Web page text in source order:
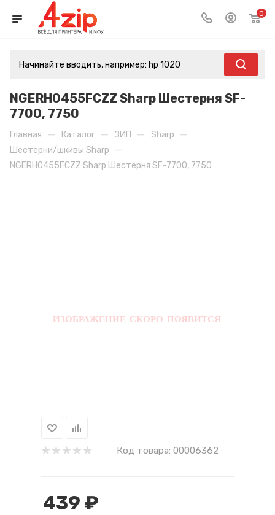
0
NGERH0455FCZZ Sharp Шестерня SF-
7700, 7750
Главная — Каталог — ЗИП — Sharp —
Шестерни/шкивы Sharp —
NGERH0455FCZZ Sharp Шестерня SF-7700, 7750
Код товара: 00006362
439 ₽